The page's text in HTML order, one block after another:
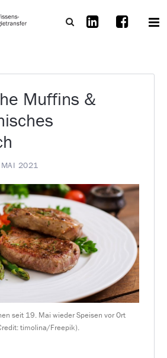
Muffins &
MAI 2021
seit 19. Mai wieder Speisen vor Ort
timolina/Freepik).